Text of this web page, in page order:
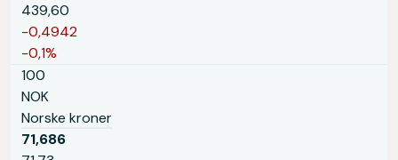
439,60
-0,4942
-0,1%
100
NOK
Norske kroner
71,686